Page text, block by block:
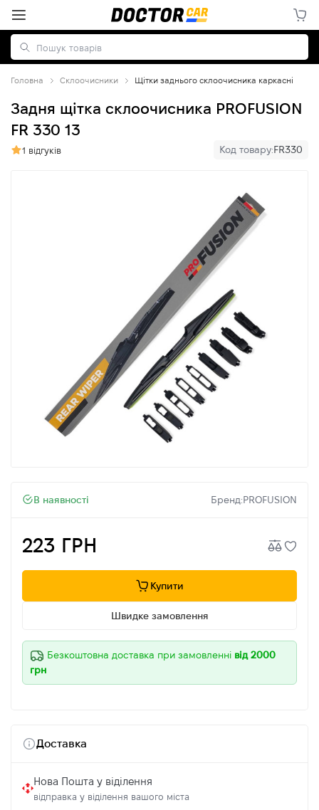
Головна Склоочисники Щітки заднього склоочисника каркасні
Задня щітка склоочисника PROFUSION
FR 330 13
1 відгуків Код товару:FR330
В наявності Бренд:PROFUSION
223 ГРН
Купити
Швидке замовлення
Безкоштовна доставка при замовленні від 2000
грн
Доставка
Нова Пошта у віділення
відправка у віділення вашого міста